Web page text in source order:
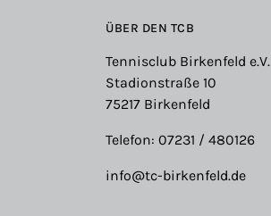
ÜBER DEN TCB
Tennisclub Birkenfeld e.V.
Stadionstraße 10
75217 Birkenfeld
Telefon: 07231 / 480126
info@tc-birkenfeld.de